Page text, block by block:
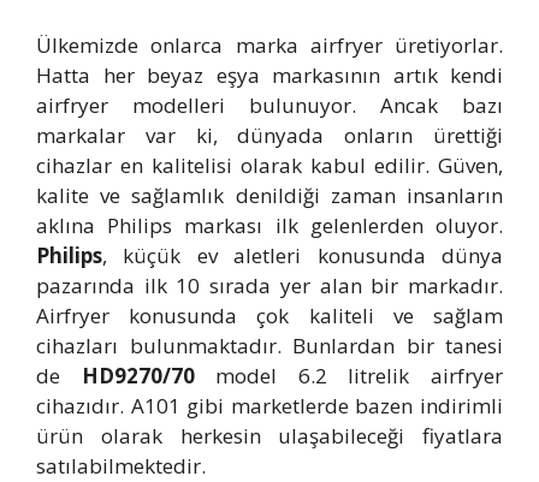
Ülkemizde onlarca marka airfryer üretiyorlar.
Hatta her beyaz eşya markasının artık kendi
airfryer modelleri bulunuyor. Ancak bazı
markalar var ki, dünyada onların ürettiği
cihazlar en kalitelisi olarak kabul edilir. Güven,
kalite ve sağlamlık denildiği zaman insanların
aklına Philips markası ilk gelenlerden oluyor.
Philips, küçük ev aletleri konusunda dünya
pazarında ilk 10 sırada yer alan bir markadır.
Airfryer konusunda çok kaliteli ve sağlam
cihazları bulunmaktadır. Bunlardan bir tanesi
de
HD9270/70model 6.2 litrelik airfryer
cihazıdır. A101 gibi marketlerde bazen indirimli
ürün olarak herkesin ulaşabileceği fiyatlara
satılabilmektedir.